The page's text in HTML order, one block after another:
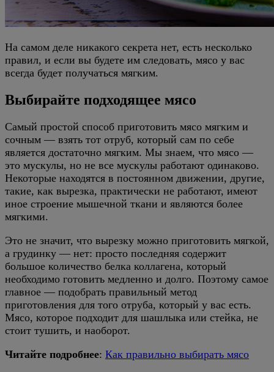
На самом деле никакого секрета нет, есть несколько
правил, и если вы будете им следовать, мясо у вас
всегда будет получаться мягким.
Выбирайте подходящее мясо
Самый простой способ приготовить мясо мягким и
сочным — взять тот отруб, который сам по себе
является достаточно мягким. Мы знаем, что мясо —
это мускулы, но не все мускулы работают одинаково.
Некоторые находятся в постоянном движении, другие,
такие, как вырезка, практически не работают, имеют
иное строение мышечной ткани и являются более
мягкими.
Это не значит, что вырезку можно приготовить мягкой,
а грудинку — нет: просто последняя содержит
большое количество белка коллагена, который
необходимо готовить медленно и долго. Поэтому самое
главное — подобрать правильный метод
приготовления для того отруба, который у вас есть.
Мясо, которое подходит для шашлыка или стейка, не
стоит тушить, и наоборот.
Читайте подробнее: Как правильно выбирать мясо